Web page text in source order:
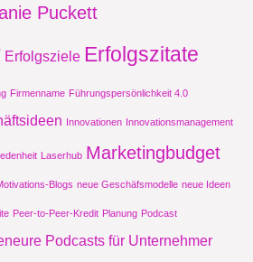
Puckett
Erfolgsziele Erfolgszitate
Firmenname Führungspersönlichkeit 4.0
Innovationen Innovationsmanagement
Laserhub Marketingbudget
Blogs neue Geschäfsmodelle neue Ideen
Peer-to-Peer-Kredit Planung Podcast
Podcasts für Unternehmer